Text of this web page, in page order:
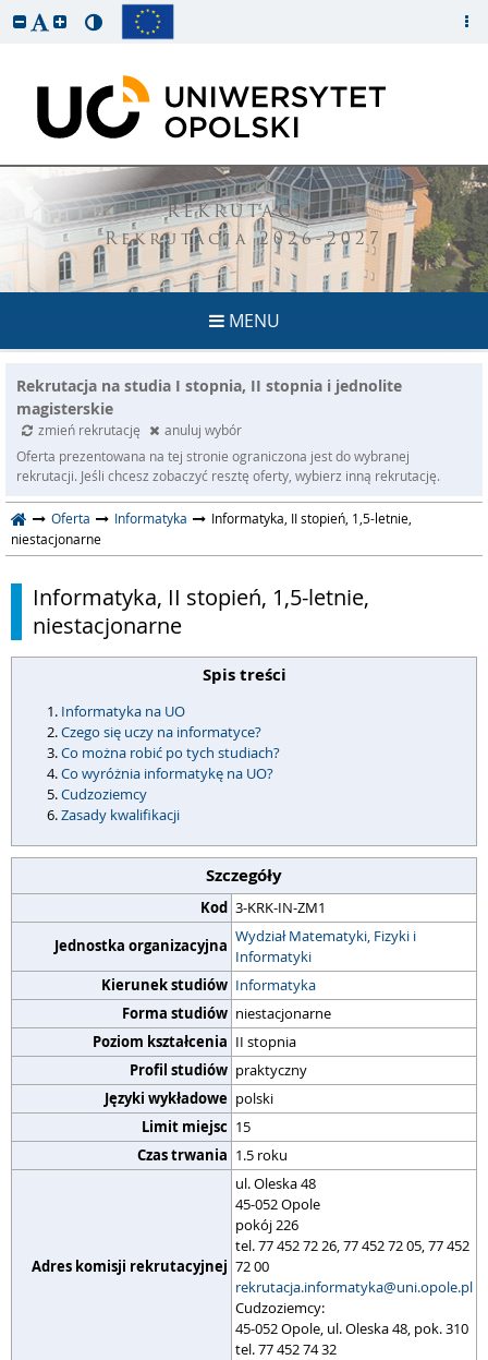
REKRUTACJA
Rekrutacja 2026-2027
MENU
Rekrutacja na studia I stopnia, II stopnia i jednolite
magisterskie
zmień rekrutację
anuluj wybór
Oferta prezentowana na tej stronie ograniczona jest do wybranej
rekrutacji. Jeśli chcesz zobaczyć resztę oferty, wybierz inną rekrutację.
Oferta Informatyka
Informatyka, II stopień, 1,5-letnie,
niestacjonarne
Informatyka, II stopień, 1,5-letnie,
niestacjonarne
Spis treści
Informatyka na UO
Czego się uczy na informatyce?
Co można robić po tych studiach?
Co wyróżnia informatykę na UO?
Cudzoziemcy
Zasady kwalifikacji
Szczegóły
Kod 3-KRK-IN-ZM1
Jednostka organizacyjna Wydział Matematyki, Fizyki i
Informatyki
Kierunek studiów Informatyka
Forma studiów niestacjonarne
Poziom kształcenia II stopnia
Profil studiów praktyczny
Języki wykładowe polski
Limit miejsc 15
Czas trwania 1.5 roku
Adres komisji rekrutacyjnej
ul. Oleska 48
45-052 Opole
pokój 226
tel. 77 452 72 26, 77 452 72 05, 77 452
72 00
rekrutacja.informatyka@uni.opole.pl
Cudzoziemcy:
45-052 Opole, ul. Oleska 48, pok. 310
tel. 77 452 74 32